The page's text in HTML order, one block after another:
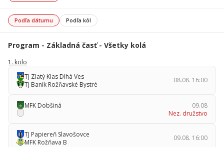
Podľa dátumu Podľa kôl
Program - Základná časť - Všetky kolá
1. kolo
TJ Zlatý Klas Dlhá Ves
TJ Baník Rožňavské Bystré
08.08. 16:00
MFK Dobšiná
09.08
Nez. družstvo
TJ Papiereň Slavošovce
MFK Rožňava B
09.08. 16:00